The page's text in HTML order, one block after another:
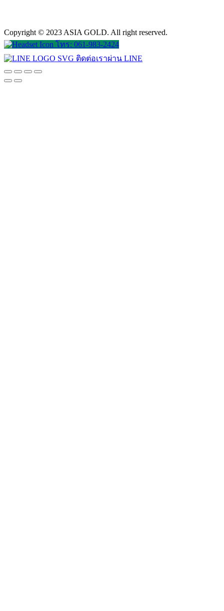
Copyright © 2023 ASIA GOLD. All right reserved.
โทร: 061-983-2424
ติดต่อเราผ่าน LINE